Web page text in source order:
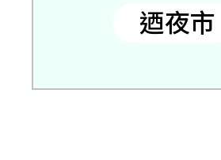
迺夜市